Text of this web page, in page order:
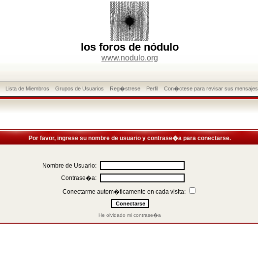
los foros de nódulo
www.nodulo.org
Lista de Miembros Grupos de Usuarios Reg�strese Perfil Con�ctese para revisar sus mensajes
Por favor, ingrese su nombre de usuario y contrase�a para conectarse.
Nombre de Usuario:
Contrase�a:
Conectarme autom�ticamente en cada visita:
He olvidado mi contrase�a